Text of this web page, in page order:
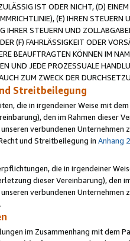
IST ODER NICHT, (D)
(E) IHREN
IHRER STEUERN UND
(F) FAHRLÄSSIGKEIT ODER
BEAUFTRAGTEN KÖNNEN IM
UND JEDE PROZESSUALE
ZUM ZWECK DER
Streitbeilegung
die in irgendeiner Weise mit
den im Rahmen dieser
verbundenen
und Streitbeilegung in Anhang 2
die in irgendeiner
dieser Vereinbarung), den
verbundenen
.
im Zusammenhang mit dem